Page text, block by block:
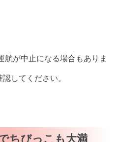
航が中止になる場合もありま
してください。
ちびっこも大満